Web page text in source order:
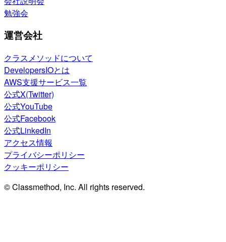
勉強会
運営会社
クラスメソッドについて
DevelopersIOとは
AWS支援サービス一覧
公式X(Twitter)
公式YouTube
公式Facebook
公式LinkedIn
アクセス情報
プライバシーポリシー
クッキーポリシー
© Classmethod, Inc. All rights reserved.